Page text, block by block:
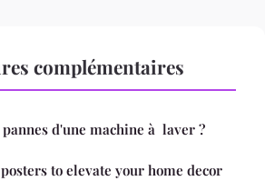
complémentaires
d'une machine à laver ?
to elevate your home decor